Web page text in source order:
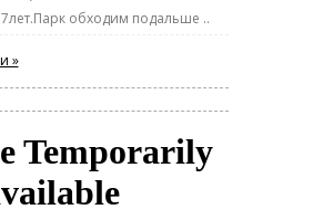
обходим подальше ..
»